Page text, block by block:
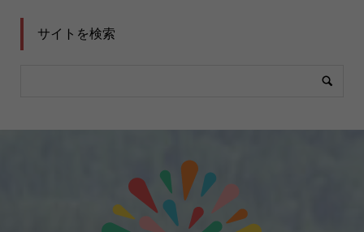
サイトを検索